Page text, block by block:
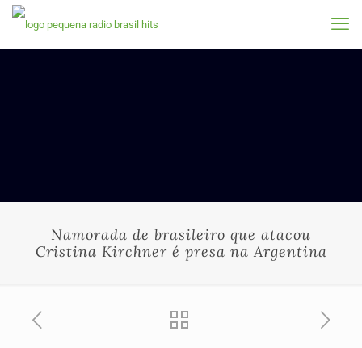
Namorada de brasileiro que atacou
Cristina Kirchner é presa na Argentina